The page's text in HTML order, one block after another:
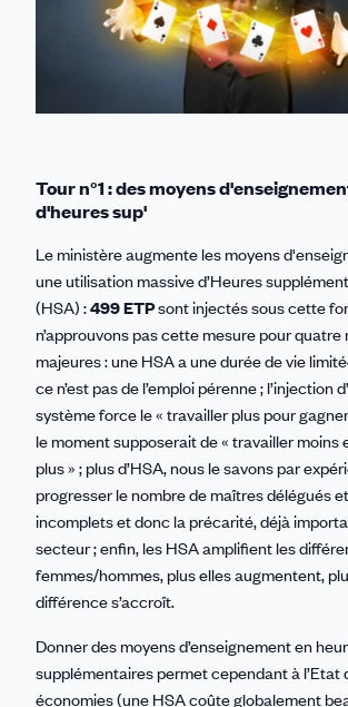
Tour n°1 : des moyens
d'heures sup'
Le ministère augmente les moyens
une utilisation massive d’Heures
(HSA) :499 ETPsont injectés sous cette
n’approuvons pas cette mesure pour quatre
majeures : une HSA a une durée de vie
ce n’est pas de l’emploi pérenne ; l’injection
système force le « travailler plus pour
le moment supposerait de « travailler moins
plus » ; plus d’HSA, nous le savons par
progresser le nombre de maîtres délégués
incomplets et donc la précarité, déjà
secteur ; enfin, les HSA amplifient les
femmes/hommes, plus elles augmentent,
différence s’accroît.
Donner des moyens d’enseignement en
supplémentaires permet cependant à l’Etat
économies (une HSA coûte globalement